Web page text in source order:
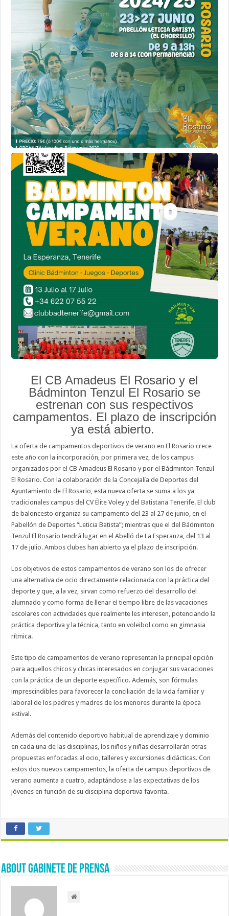
oferta
de
campus
de
verano
El CB Amadeus El Rosario y el
Bádminton Tenzul El Rosario se
estrenan con sus respectivos
campamentos. El plazo de inscripción
ya está abierto.
La oferta de campamentos deportivos de verano en El Rosario crece
este año con la incorporación, por primera vez, de los campus
organizados por el CB Amadeus El Rosario y por el Bádminton Tenzul
El Rosario. Con la colaboración de la Concejalía de Deportes del
Ayuntamiento de El Rosario, esta nueva oferta se suma a los ya
tradicionales campus del CV Élite Voley y del Batistana Tenerife. El club
de baloncesto organiza su campamento del 23 al 27 de junio, en el
Pabellón de Deportes “Leticia Batista”; mientras que el del Bádminton
Tenzul El Rosario tendrá lugar en el Abelló de La Esperanza, del 13 al
17 de julio. Ambos clubes han abierto ya el plazo de inscripción.
Los objetivos de estos campamentos de verano son los de ofrecer
una alternativa de ocio directamente relacionada con la práctica del
deporte y que, a la vez, sirvan como refuerzo del desarrollo del
alumnado y como forma de llenar el tiempo libre de las vacaciones
escolares con actividades que realmente les interesen, potenciando la
práctica deportiva y la técnica, tanto en voleibol como en gimnasia
rítmica.
Este tipo de campamentos de verano representan la principal opción
para aquellos chicos y chicas interesados en conjugar sus vacaciones
con la práctica de un deporte específico. Además, son fórmulas
imprescindibles para favorecer la conciliación de la vida familiar y
laboral de los padres y madres de los menores durante la época
estival.
Además del contenido deportivo habitual de aprendizaje y dominio
en cada una de las disciplinas, los niños y niñas desarrollarán otras
propuestas enfocadas al ocio, talleres y excursiones didácticas. Con
estos dos nuevos campamentos, la oferta de campus deportivos de
verano aumenta a cuatro, adaptándose a las expectativas de los
jóvenes en función de su disciplina deportiva favorita.
About Gabinete de Prensa